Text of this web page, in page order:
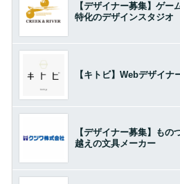
【デザイナー募集】ゲ
特化のデザインスタジオ
【キトビ】Webデザイ
【デザイナー募集】もの
越えの文具メーカー